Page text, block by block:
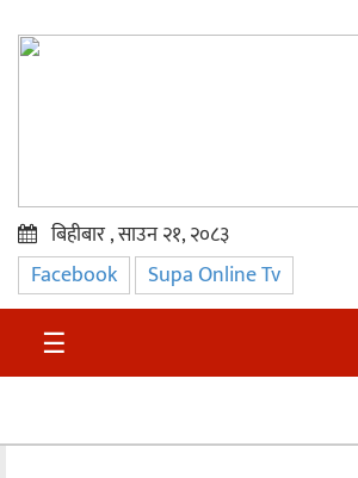
प्रमुख
समाचार
सुदुर
बिहीबार , साउन २१, २०८३
Facebook Supa Online Tv
☰